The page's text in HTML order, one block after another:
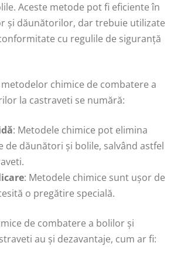
Aceste metode pot fi eficiente în
și dăunătorilor, dar trebuie utilizate
cu regulile de siguranță
chimice de combatere a
la castraveti se numără:
: Metodele chimice pot elimina
de dăunători și bolile, salvând astfel
: Metodele chimice sunt ușor de
o pregătire specială.
de combatere a bolilor și
au și dezavantaje, cum ar fi: